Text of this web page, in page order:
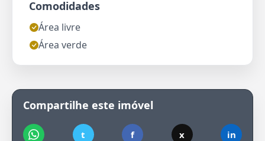
Comodidades
Área livre
Área verde
Compartilhe este imóvel
t f x in